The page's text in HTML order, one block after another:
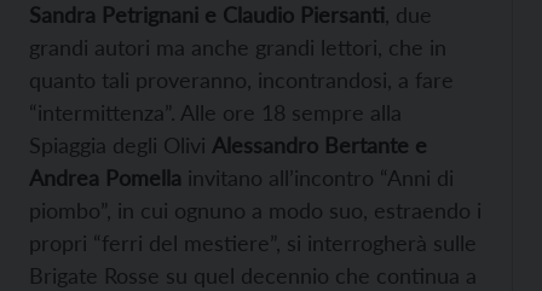
Sandra Petrignani e Claudio Piersanti , due
grandi autori ma anche grandi lettori, che in
quanto tali proveranno, incontrandosi, a fare
“intermittenza”. Alle ore 18 sempre alla
Spiaggia degli Olivi Alessandro Bertante e
Andrea Pomella invitano all’incontro “Anni di
piombo”, in cui ognuno a modo suo, estraendo i
propri “ferri del mestiere”, si interrogherà sulle
Brigate Rosse su quel decennio che continua a